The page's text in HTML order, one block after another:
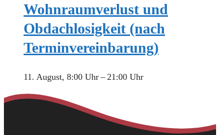
Wohnraumverlust und
Obdachlosigkeit (nach
Terminvereinbarung)
11. August, 8:00 Uhr– 21:00 Uhr